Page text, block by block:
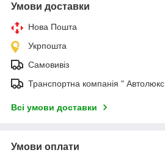
Умови доставки
Нова Пошта
Укрпошта
Самовивіз
Транспортна компанія " Автолюкс
Всі умови доставки
Умови оплати